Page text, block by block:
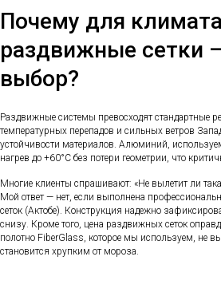
Почему для
раздвижные сетки
выбор?
Раздвижные системы превосходят стандартные
температурных перепадов и сильных ветров
устойчивости материалов. Алюминий,
нагрев до +60°C без потери геометрии, что
Многие клиенты спрашивают: «Не вылетит ли
Мой ответ — нет, если выполнена
сеток (Актобе). Конструкция надежно
снизу. Кроме того, цена раздвижных сеток
полотно FiberGlass, которое мы используем, не
становится хрупким от мороза.